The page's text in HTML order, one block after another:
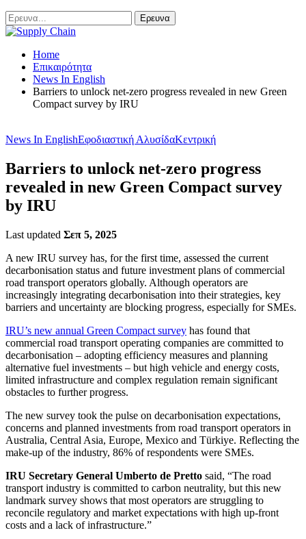
Home
Επικαιρότητα
News In English
Barriers to unlock net-zero progress revealed in new Green
Compact survey by IRU
News In EnglishΕφοδιαστική ΑλυσίδαΚεντρική
Barriers to unlock net-zero progress
revealed in new Green Compact survey
by IRU
Last updated Σεπ 5, 2025
A new IRU survey has, for the first time, assessed the current
decarbonisation status and future investment plans of commercial
road transport operators globally. Although operators are
increasingly integrating decarbonisation into their strategies, key
barriers and uncertainty are blocking progress, especially for SMEs.
IRU’s new annual Green Compact survey has found that
commercial road transport operating companies are committed to
decarbonisation – adopting efficiency measures and planning
alternative fuel investments – but high vehicle and energy costs,
limited infrastructure and complex regulation remain significant
obstacles to further progress.
The new survey took the pulse on decarbonisation expectations,
concerns and planned investments from road transport operators in
Australia, Central Asia, Europe, Mexico and Türkiye. Reflecting the
make-up of the industry, 86% of respondents were SMEs.
IRU Secretary General Umberto de Pretto said, “The road
transport industry is committed to carbon neutrality, but this new
landmark survey shows that most operators are struggling to
reconcile regulatory and market expectations with high up-front
costs and a lack of infrastructure.”